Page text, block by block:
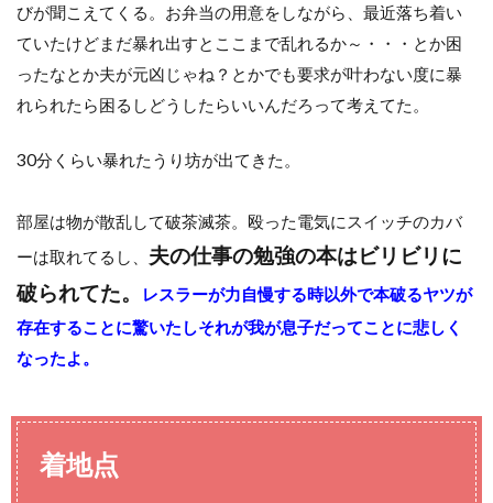
びが聞こえてくる。お弁当の用意をしながら、最近落ち着い
ていたけどまだ暴れ出すとここまで乱れるか～・・・とか困
ったなとか夫が元凶じゃね？とかでも要求が叶わない度に暴
れられたら困るしどうしたらいいんだろって考えてた。
30分くらい暴れたうり坊が出てきた。
部屋は物が散乱して破茶滅茶。殴った電気にスイッチのカバ
ーは取れてるし、 夫の仕事の勉強の本はビリビリに
破られてた。
レスラーが力自慢する時以外で本破るヤツが
存在することに驚いたしそれが我が息子だってことに悲しく
なったよ。
着地点